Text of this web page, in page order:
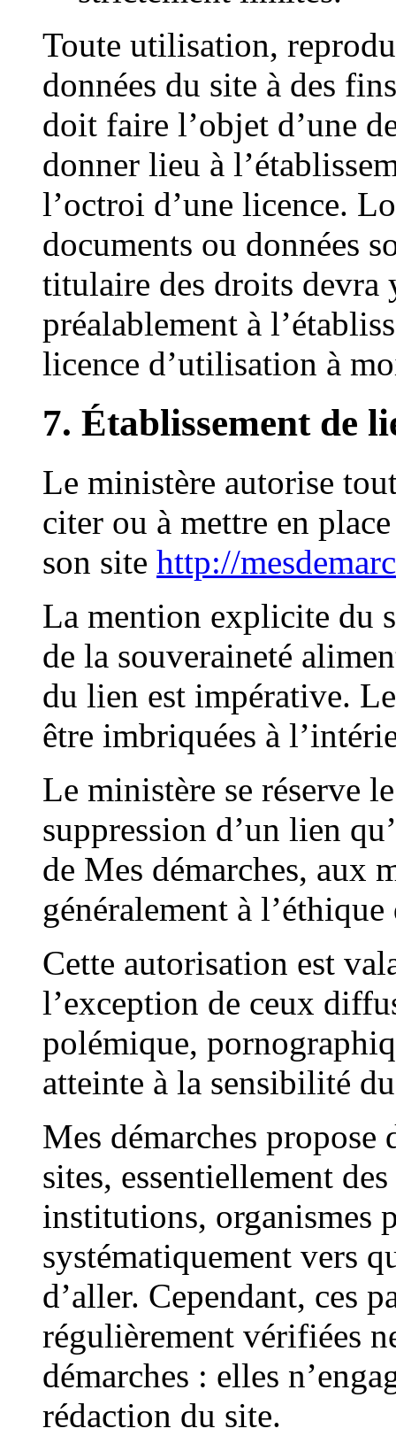
Toute utilisation,
données du site à des
doit faire l’objet d’une
donner lieu à
l’octroi d’une licence.
documents ou données
titulaire des droits devra
préalablement à
licence d’utilisation à
7. Établissement de
Le ministère autorise
citer ou à mettre en
son site http://
La mention explicite du
de la souveraineté
du lien est impérative.
être imbriquées à
Le ministère se réserve
suppression d’un lien
de Mes démarches, aux
généralement à
Cette autorisation est
l’exception de ceux
polémique,
atteinte à la sensibilité
Mes démarches propose
sites, essentiellement
institutions, organismes
systématiquement vers
d’aller. Cependant, ces
régulièrement vérifiées
démarches : elles
rédaction du site.